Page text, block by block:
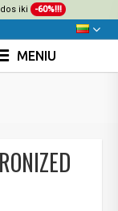
iki -60%!!!
MENIU